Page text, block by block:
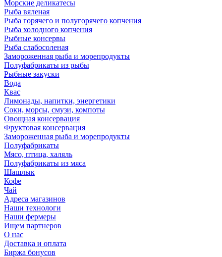
Морские деликатесы
Рыба вяленая
Рыба горячего и полугорячего копчения
Рыба холодного копчения
Рыбные консервы
Рыба слабосоленая
Замороженная рыба и морепродукты
Полуфабрикаты из рыбы
Рыбные закуски
Вода
Квас
Лимонады, напитки, энергетики
Соки, морсы, смузи, компоты
Овощная консервация
Фруктовая консервация
Замороженная рыба и морепродукты
Полуфабрикаты
Мясо, птица, халяль
Полуфабрикаты из мяса
Шашлык
Кофе
Чай
Адреса магазинов
Наши технологи
Наши фермеры
Ищем партнеров
О нас
Доставка и оплата
Биржа бонусов